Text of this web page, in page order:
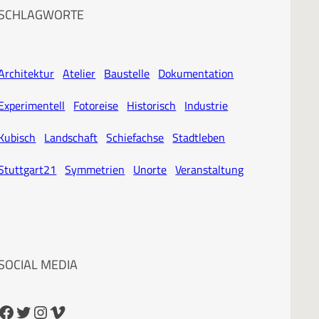
Atelier Baustelle Dokumentation
Fotoreise Historisch Industrie
Landschaft Schiefachse Stadtleben
Symmetrien Unorte Veranstaltung
MEDIA
Twitter InstagramVimeo